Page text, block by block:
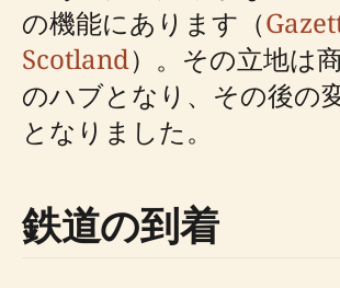
の機能にあります（
Scotland）。その立地は
のハブとなり、その後の
となりました。
鉄道の到着